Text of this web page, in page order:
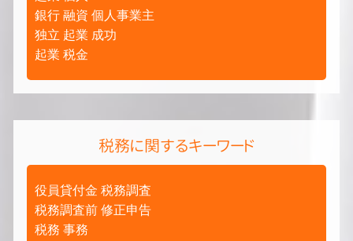
銀行 融資 個人事業主
独立 起業 成功
起業 税金
税務に関するキーワード
役員貸付金 税務調査
税務調査前 修正申告
税務 事務